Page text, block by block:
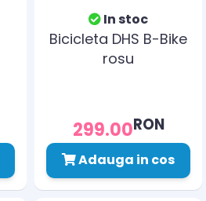
In stoc
Bicicleta DHS B-Bike
rosu
299.00RON
Adauga in cos